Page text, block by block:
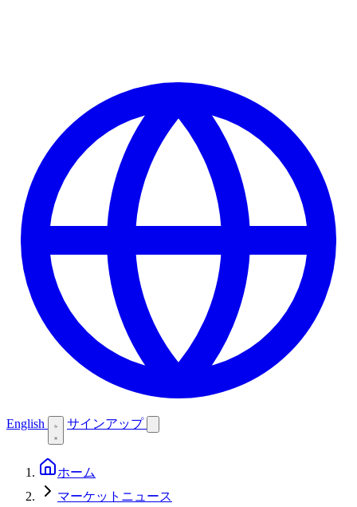
English サインアップ
ホーム
マーケットニュース